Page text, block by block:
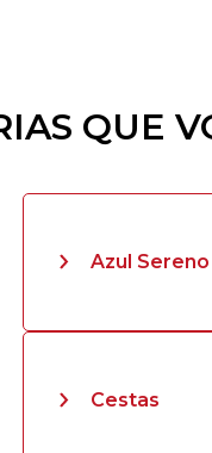
QUE
Azul Sereno
Cestas